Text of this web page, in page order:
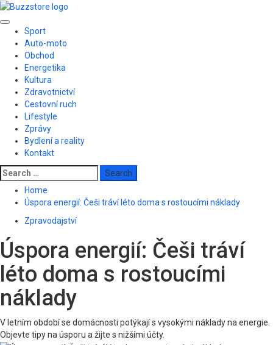
Skip
content
Primary
Menu
Sport
Auto-moto
Obchod
Energetika
Kultura
Zdravotnictví
Cestovní ruch
Lifestyle
Zprávy
Bydlení a reality
Kontakt
Search
for:
Home
Úspora energií: Češi tráví léto doma s rostoucími náklady
Zpravodajství
Úspora energií: Češi tráví
léto doma s rostoucími
náklady
V letním období se domácnosti potýkají s vysokými náklady na energie.
Objevte tipy na úsporu a žijte s nižšími účty.